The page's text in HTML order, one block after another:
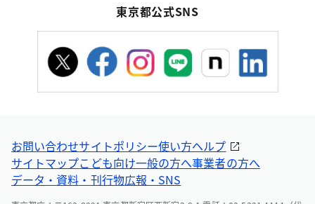
東京都公式SNS
お問い合わせサイトポリシー使い方ヘルプ
サイトマップこども向け一般の方へ事業者の方へ
データ・資料・刊行物広報・SNS